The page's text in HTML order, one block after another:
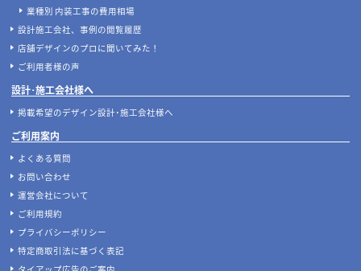
業種別 内装工事の費用相場
設計施工会社、事例の閲覧履歴
店舗デザインのプロに聞いてみた！
ご利用者様の声
設計･施工会社様へ
掲載希望のデザイン設計･施工会社様へ
ご利用案内
よくある質問
お問い合わせ
運営会社について
ご利用規約
プライバシーポリシー
特定商取引法に基づく表記